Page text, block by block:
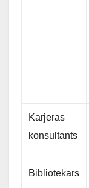
Karjeras
konsultants
Bibliotekārs